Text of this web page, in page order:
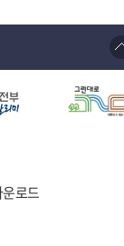
로드